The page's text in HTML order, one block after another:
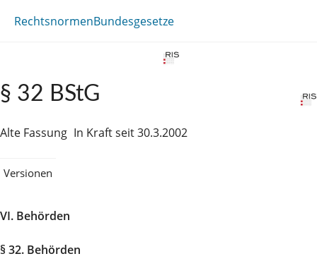
RechtsnormenBundesgesetze
§ 32 BStG
Alte Fassung In Kraft seit 30.3.2002
Versionen
VI. Behörden
§ 32. Behörden